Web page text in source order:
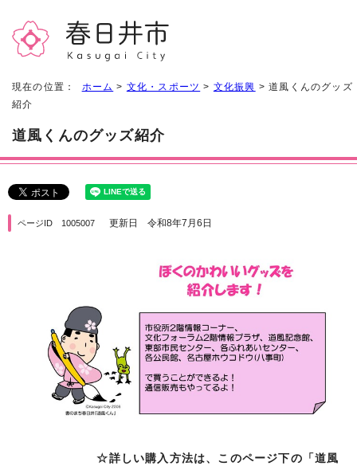
現在の位置： ホーム > 文化・スポーツ > 文化振興 > 道風くんのグッズ
紹介
道風くんのグッズ紹介
ページID 1005007 更新日 令和8年7月6日
☆詳しい購入方法は、このページ下の「道風